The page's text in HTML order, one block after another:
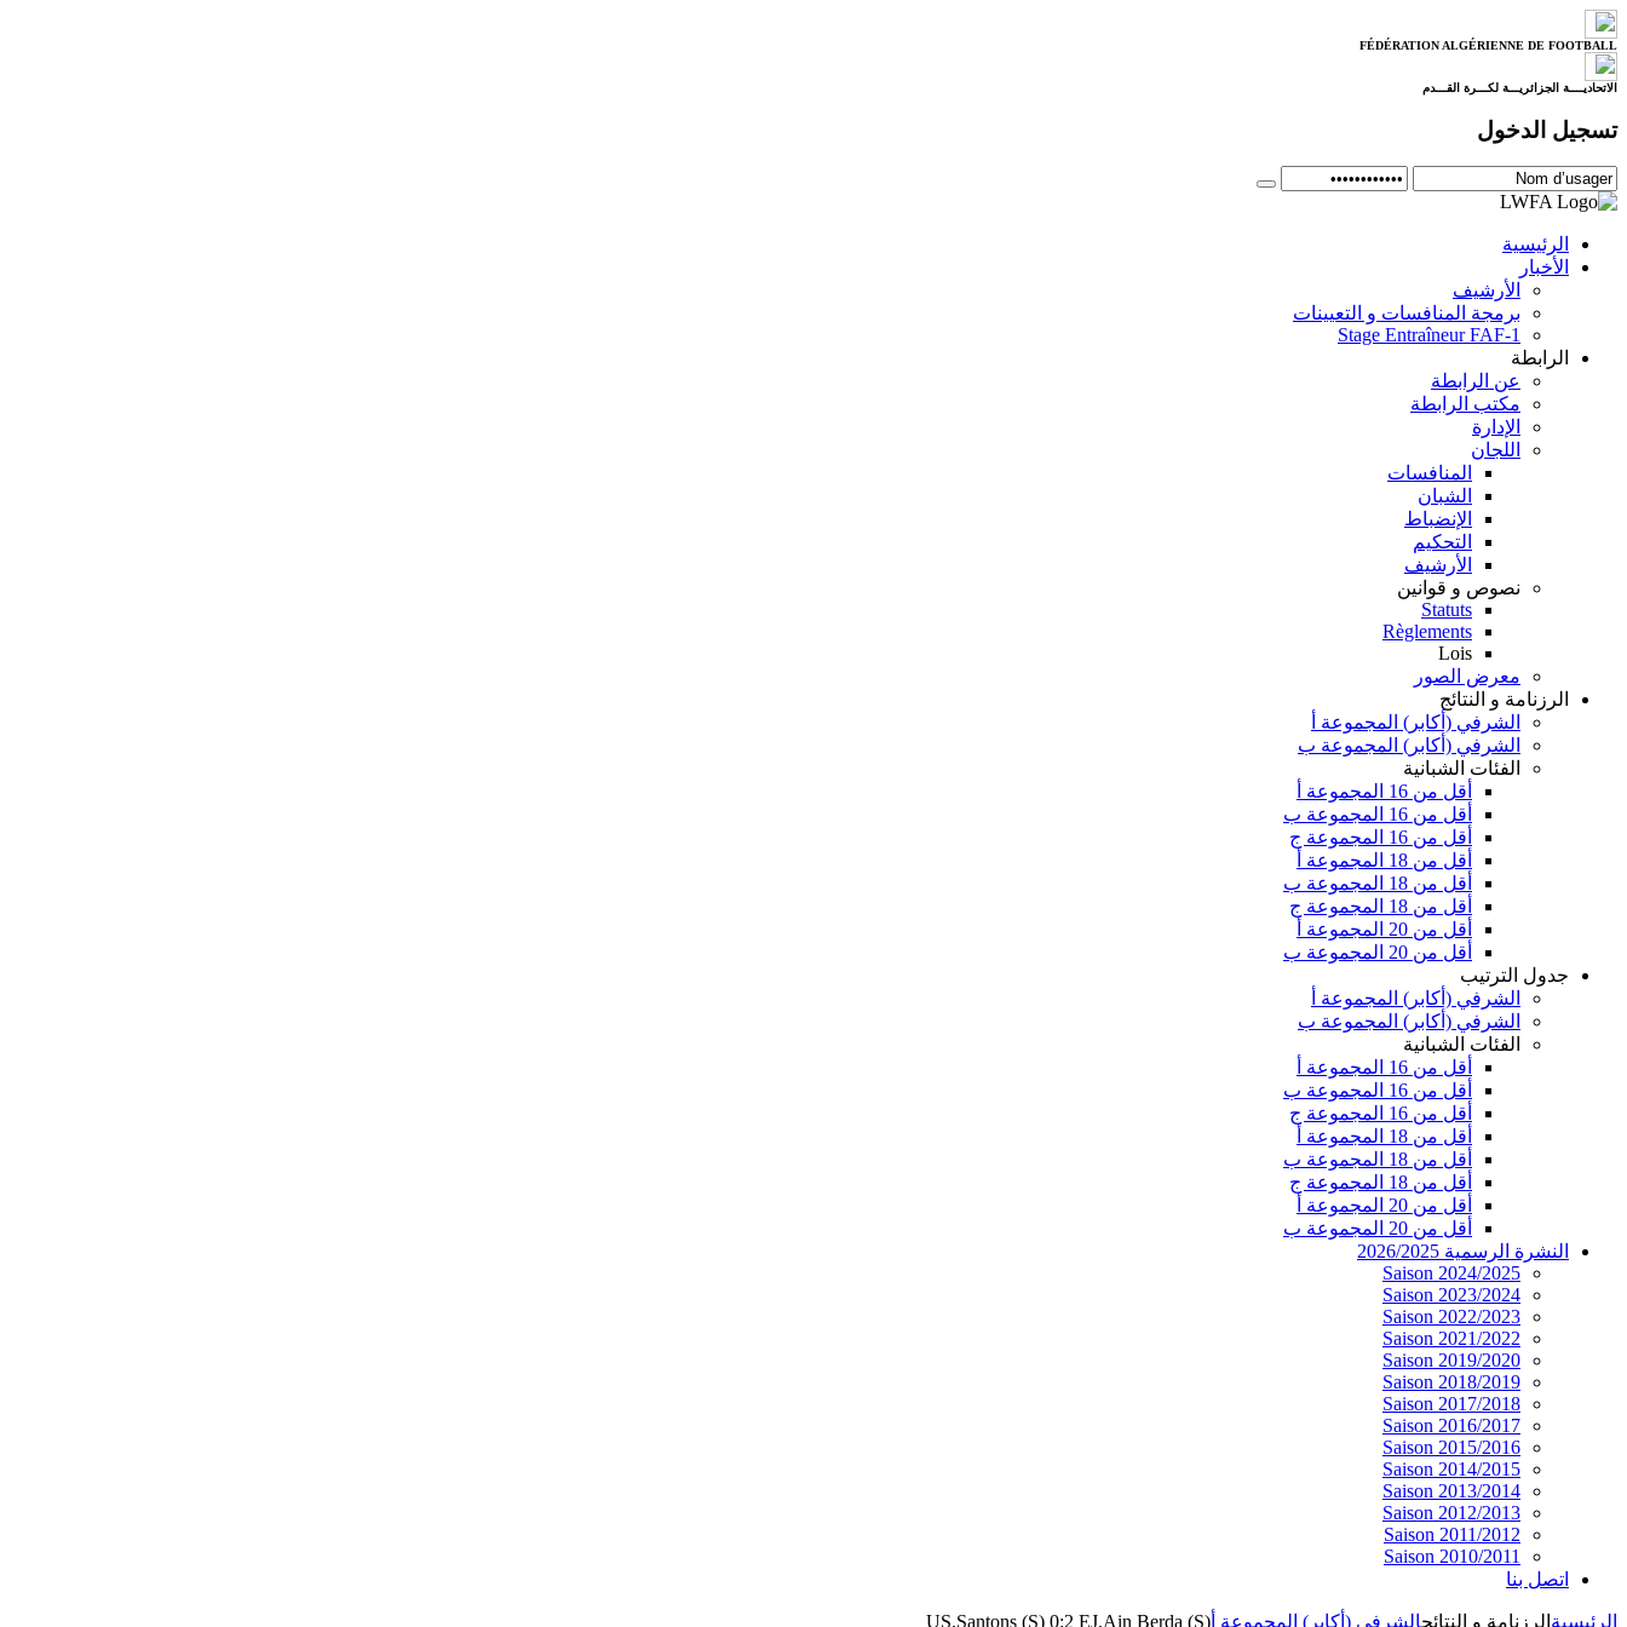
FÉDÉRATION ALGÉRIENNE DE FOOTBALL
الاتحاديــــة الجزائريـــة لكـــرة القـــدم
تسجيل الدخول
الرئيسية
الأخبار
الأرشيف
برمجة المنافسات و التعيينات
Stage Entraîneur FAF-1
الرابطة
عن الرابطة
مكتب الرابطة
الإدارة
اللجان
المنافسات
الشبان
الإنضباط
التحكيم
الأرشيف
نصوص و قوانين
Statuts
Règlements
Lois
معرض الصور
الرزنامة و النتائج
الشرفي (أكابر) المجموعة أ
الشرفي (أكابر) المجموعة ب
الفئات الشبانية
أقل من 16 المجموعة أ
أقل من 16 المجموعة ب
أقل من 16 المجموعة ج
أقل من 18 المجموعة أ
أقل من 18 المجموعة ب
أقل من 18 المجموعة ج
أقل من 20 المجموعة أ
أقل من 20 المجموعة ب
جدول الترتيب
الشرفي (أكابر) المجموعة أ
الشرفي (أكابر) المجموعة ب
الفئات الشبانية
أقل من 16 المجموعة أ
أقل من 16 المجموعة ب
أقل من 16 المجموعة ج
أقل من 18 المجموعة أ
أقل من 18 المجموعة ب
أقل من 18 المجموعة ج
أقل من 20 المجموعة أ
أقل من 20 المجموعة ب
النشرة الرسمية 2026/2025
Saison 2024/2025
Saison 2023/2024
Saison 2022/2023
Saison 2021/2022
Saison 2019/2020
Saison 2018/2019
Saison 2017/2018
Saison 2016/2017
Saison 2015/2016
Saison 2014/2015
Saison 2013/2014
Saison 2012/2013
Saison 2011/2012
Saison 2010/2011
اتصل بنا
الرئيسية الرزنامة و النتائجالشرفي (أكابر) المجموعة أ US.Santons (S) 0:2 EJ.Ain Berda (S)